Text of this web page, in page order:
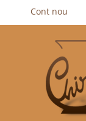
Cont nou